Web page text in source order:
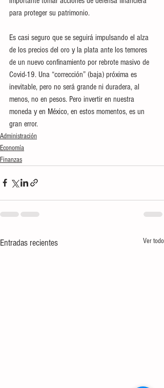
para proteger su patrimonio.
Es casi seguro que se seguirá impulsando el alza
de los precios del oro y la plata ante los temores
de un nuevo confinamiento por rebrote masivo de
Covid-19. Una “corrección” (baja) próxima es
inevitable, pero no será grande ni duradera, al
menos, no en pesos. Pero invertir en nuestra
moneda y en México, en estos momentos, es un
gran error.
Administración
Economía
Finanzas
Entradas recientes Ver todo